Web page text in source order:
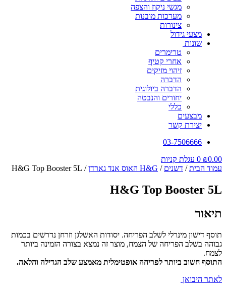
מגשי ניקוז והצפה
מערכות מובנות
צינורות
מצעי גידול
שונות
טרימרים
אחרי קטיף
זיהוי מזיקים
הדברה
הדברה ביולוגית
יחורים והנבטה
כללי
מבצעים
יצירת קשר
03-7506666
₪0.00
0 עגלת קניות
עמוד הבית/ דשנים / H&G האוס אנד גארדן / H&G Top Booster 5L
H&G Top Booster 5L
תיאור
תוסף דישון מינרלי לשלב הפריחה. יסודות האשלגן וזרחן נדרשים בכמות
גבוהה בשלב הפריחה של הצמח, מוצר זה נמצא בצורה הזמינה ביותר
לצמח.
התוסף חשוב ביותר לפריחה אופטימלית מאמצע שלב הגדילה והלאה.
לאתר היבואן